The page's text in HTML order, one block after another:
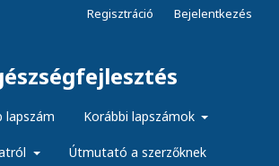
lapszám Korábbi lapszámok
Útmutató a szerzőknek
Regisztráció Bejelentkezés